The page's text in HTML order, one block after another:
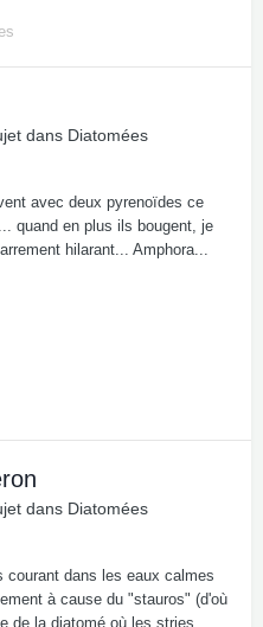
dans Diatomées
avec deux pyrenoïdes ce
quand en plus ils bougent, je
hilarant... Amphora...
dans Diatomées
dans les eaux calmes
à cause du "stauros" (d'où
de la diatomé où les stries...